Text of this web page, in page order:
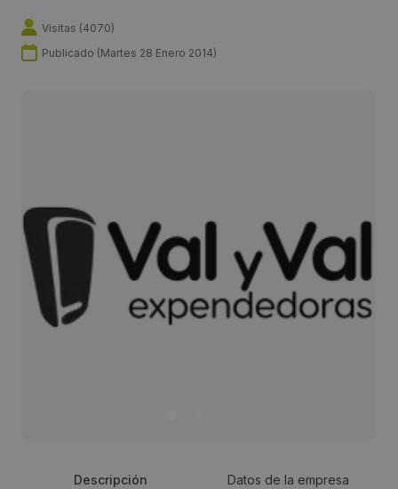
Visitas (4070)
Publicado (Martes 28 Enero 2014)
Descripción Datos de la empresa